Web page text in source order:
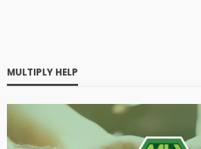
MULTIPLY HELP